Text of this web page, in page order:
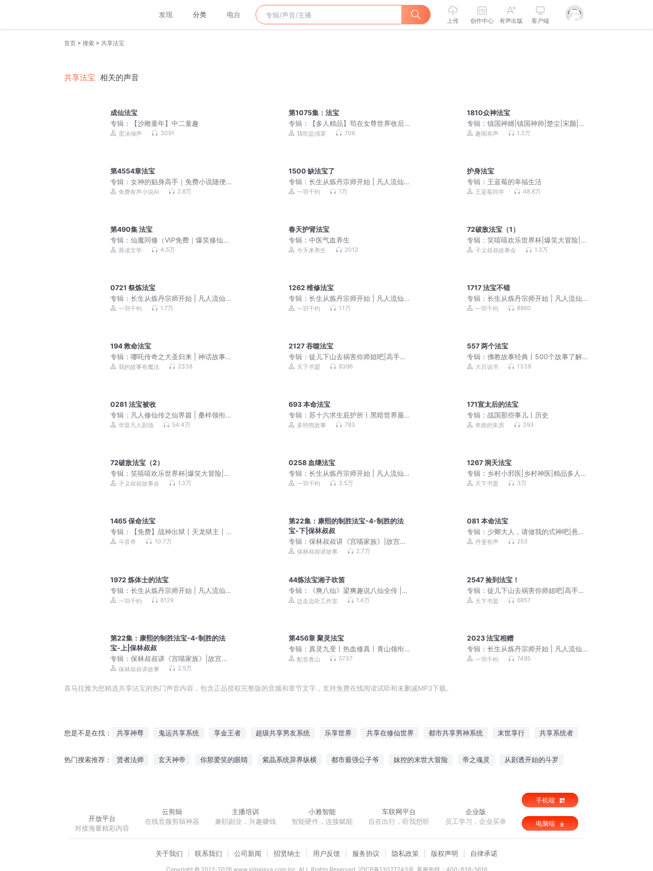
发现 分类 电台
上传 创作中心 有声出版 客户端
首页 > 搜索 > 共享法宝
共享法宝 相关的声音
成仙法宝
专辑：
【沙雕童年】中二童趣
蛋沫倾声 3091
第1075集：法宝
专辑：
【多人精品】苟在女尊世界收后
宫|女权|爆笑异世修仙
我吃盐须菜 706
1810众神法宝
专辑：镇国神婿|镇国神帅|楚尘|宋颜|逆
天傻婿超级弃婿
趣阅有声 1.3万
第4554章法宝
专辑： 女神的贴身高手｜免费小说随便
听｜美女爽文
免费有声小说AI 2.8万
1500 缺法宝了
专辑：长生从炼丹宗师开始 | 凡人流仙
侠 | 霸榜玄幻巨作 | VIP免费 | 多人有声
一羽千钧 1万
护身法宝
专辑： 王蓝莓的幸福生活
王蓝莓同学 48.8万
第490集 法宝
专辑： 仙魔同修（VIP免费｜爆笑修仙｜
周琢岩&七弦）
善读文学 4.5万
春天护肾法宝
专辑：中医气血养生
今天来养生 2012
72破敌法宝（1）
专辑：笑嘻嘻欢乐世界杯|爆笑大冒险|睡
前故事
子义叔叔故事会 1.3万
0721 祭炼法宝
专辑： 长生从炼丹宗师开始 | 凡人流仙
侠 | 霸榜玄幻巨作 | VIP免费 | 多人有声
一羽千钧 1.7万
1262 维修法宝
专辑：长生从炼丹宗师开始 | 凡人流仙
侠 | 霸榜玄幻巨作 | VIP免费 | 多人有声
一羽千钧 1.1万
1717 法宝不错
专辑：长生从炼丹宗师开始 | 凡人流仙
侠 | 霸榜玄幻巨作 | VIP免费 | 多人有声
一羽千钧 8860
194 救命法宝
专辑： 哪吒传奇之大圣归来 | 神话故事 |
睡前故事
我的故事有魔法 2338
2127 吞噬法宝
专辑：徒儿下山去祸害你师姐吧|高手下
山，我有九个无敌师父
天下书盟 8396
557 两个法宝
专辑：佛教故事经典丨500个故事了解
汉传佛教
大吕说书 1339
0281 法宝被收
专辑： 凡人修仙传之仙界篇 | 桑梓领衔
演播&凡人流 多人剧
华音凡人剧场 54.4万
693 本命法宝
专辑：苏十六求生庇护所丨黑暗世界最
后一抹光丨多特熊故事
多特熊故事 783
171宣太后的法宝
专辑：战国那些事儿丨历史
奔跑的朱房 393
72破敌法宝（2）
专辑： 笑嘻嘻欢乐世界杯|爆笑大冒险|睡
前故事
子义叔叔故事会 1.3万
0258 血继法宝
专辑：长生从炼丹宗师开始 | 凡人流仙
侠 | 霸榜玄幻巨作 | VIP免费 | 多人有声
一羽千钧 3.5万
1267 洞天法宝
专辑： 乡村小邪医|乡村神医|精品多人有
声剧天下书盟 3万
1465 保命法宝
专辑：
【免费】战神出狱丨天龙狱主丨
绝世天骄丨爆款上门龙婿
斗音帝 10.7万
第22集：康熙的制胜法宝-4-制胜的法
宝-下|保林叔叔
专辑：保林叔叔讲《宫喵家族》|故宫奇
遇篇|明清二十四帝
保林叔叔讲故事 2.7万
081 本命法宝
专辑： 少卿大人，请做我的式神吧|悬疑|
古言|惊悚|阴谋|权利
丹斐有声 253
1972 炼体士的法宝
专辑： 长生从炼丹宗师开始 | 凡人流仙
侠 | 霸榜玄幻巨作 | VIP免费 | 多人有声
一羽千钧 8129
44炼法宝湘子吹笛
专辑：
《爽八仙》梁爽趣说八仙全传 |
一本正经笑谈八仙故事 | 民间传奇 中国
边走边听工作室 1.4万
2547 捡到法宝！
专辑：徒儿下山去祸害你师姐吧|高手下
山，我有九个无敌师父
天下书盟 6857
第22集：康熙的制胜法宝-4-制胜的法
宝-上|保林叔叔
专辑： 保林叔叔讲《宫喵家族》|故宫奇
遇篇|明清二十四帝
保林叔叔讲故事 2.5万
第456章 聚灵法宝
专辑：真灵九变丨热血修真丨青山领衔
多人有声剧
配音青山 5737
2023 法宝相赠
专辑：长生从炼丹宗师开始 | 凡人流仙
侠 | 霸榜玄幻巨作 | VIP免费 | 多人有声
一羽千钧 7495
喜马拉雅为您精选共享法宝的热门声音内容，包含正品授权完整版的音频和章节文字，支持免费在线阅读试听和未删减MP3下载。
您是不是在找： 共享神尊 鬼运共享系统 享金王者 超级共享男友系统 乐享世界 共享在修仙世界 都市共享男神系统 末世享行 共享系统者
热门搜索推荐： 贤者法师 玄天神帝 你那爱笑的眼睛 紫晶系统异界纵横 都市最强公子爷 妹控的末世大冒险 帝之魂灵 从剧透开始的斗罗
开放平台
对接海量精彩内容
云剪辑
在线音频剪辑神器
主播培训
兼职副业，兴趣赚钱
小雅智能
智能硬件，连接赋能
车联网平台
自在出行，听我想听
企业版
员工学习，企业买单
手机端
电脑端
关于我们 联系我们 公司新闻 招贤纳士 用户反馈 服务协议 隐私政策 版权声明 自律承诺
Copyright © 2012-2026www.ximalaya.com lnc. ALL Rights Reserved 沪ICP备13027243号 客服热线：400-838-5616